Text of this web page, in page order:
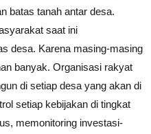
batas tanah antar desa.
saat ini
desa. Karena masing-masing
banyak. Organisasi rakyat
di setiap desa yang akan di
setiap kebijakan di tingkat
memonitoring investasi-